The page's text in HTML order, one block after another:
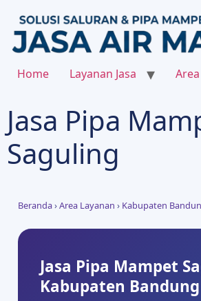
Home Layanan Jasa Area
Jasa Pipa
Saguling
Beranda›Area Layanan › Kabupaten
Jasa Pipa Mampet
Kabupaten